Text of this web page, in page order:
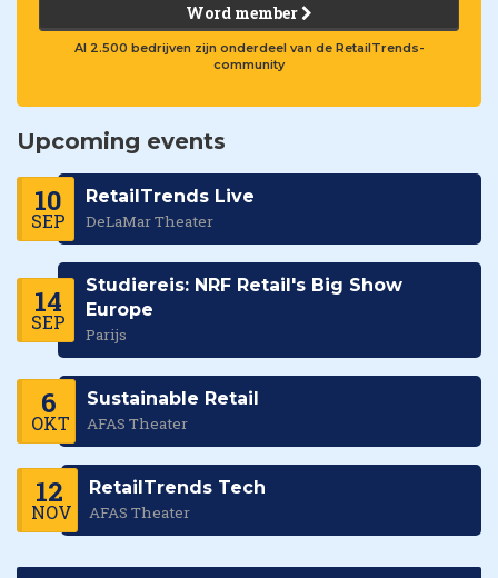
Word member
Al 2.500 bedrijven zijn onderdeel van de RetailTrends-
community
Upcoming events
10
SEP
RetailTrends Live
DeLaMar Theater
14
SEP
Studiereis: NRF Retail's Big Show
Europe
Parijs
6
OKT
Sustainable Retail
AFAS Theater
12
NOV
RetailTrends Tech
AFAS Theater